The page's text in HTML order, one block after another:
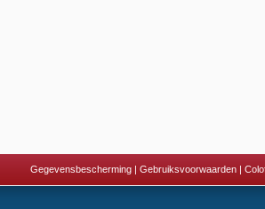
Gegevensbescherming| Gebruiksvoorwaarden|